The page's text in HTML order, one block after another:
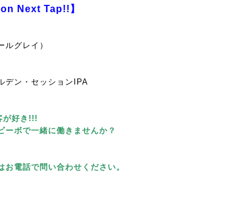
Next Tap!!】
グレイ）
デン・セッションIPA
が好き!!!
ーボで一緒に働きませんか？
電話で問い合わせください。